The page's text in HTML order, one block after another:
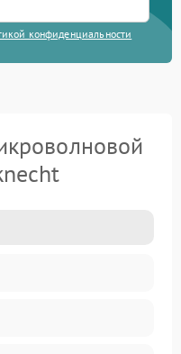
конфиденциальности